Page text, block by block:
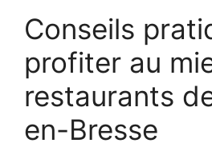
Conseils
profiter au
restaurants
en-Bresse